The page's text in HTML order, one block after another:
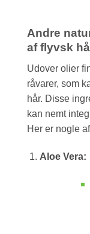
Andre
af flyvsk
Udover olier
råvarer, som
hår. Disse
kan nemt
Her er nogle
Aloe Vera: